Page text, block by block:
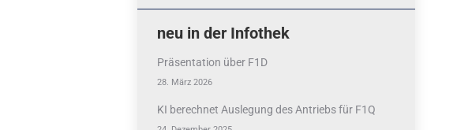
neu in der Infothek
Präsentation über F1D
28. März 2026
KI berechnet Auslegung des Antriebs für F1Q